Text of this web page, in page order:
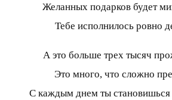
Желанных подарков будет
Тебе исполнилось ровно
А это больше трех тысяч
Это много, что сложно
С каждым днем ты становишься